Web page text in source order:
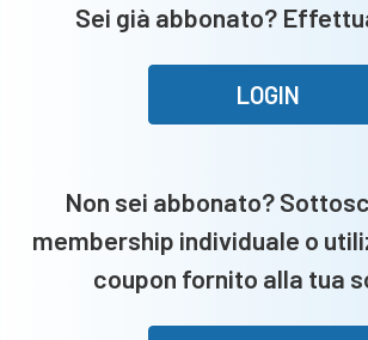
c’è
il
Cittadella
Sei già abbonato?
LOGIN
Non sei abbonato?
membership individuale o
coupon fornito alla tua